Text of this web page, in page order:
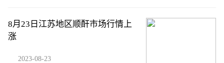
8月23日江苏地区顺酐市场行情上
涨
2023-08-23